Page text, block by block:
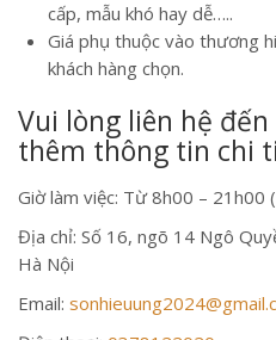
cấp, mẫu khó hay dễ…..
Giá phụ thuộc vào thương
khách hàng chọn.
Vui lòng liên hệ
thêm thông tin chi
Giờ làm việc: Từ 8h00 – 21h00
Địa chỉ: Số 16, ngõ 14 Ngô
Hà Nội
Email: